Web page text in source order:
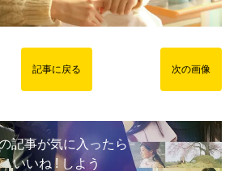
記事に戻る 次の画像
記事が気に入ったら
いいね ! しよう